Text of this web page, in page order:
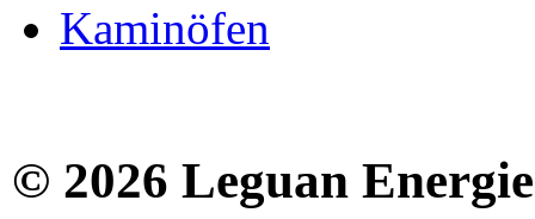
Kaminöfen
© 2026 Leguan